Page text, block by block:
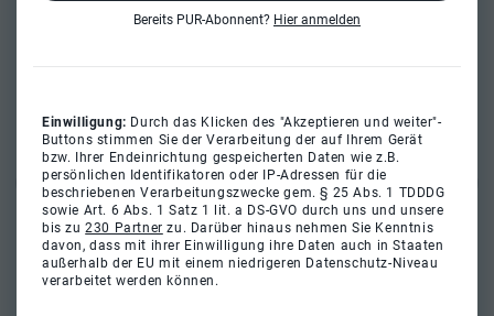
Bereits PUR-Abonnent? Hier anmelden
Einwilligung: Durch das Klicken des "Akzeptieren und weiter"-
Buttons stimmen Sie der Verarbeitung der auf Ihrem Gerät
bzw. Ihrer Endeinrichtung gespeicherten Daten wie z.B.
persönlichen Identifikatoren oder IP-Adressen für die
beschriebenen Verarbeitungszwecke gem. § 25 Abs. 1 TDDDG
sowie Art. 6 Abs. 1 Satz 1 lit. a DS-GVO durch uns und unsere
bis zu230 Partner zu. Darüber hinaus nehmen Sie Kenntnis
davon, dass mit ihrer Einwilligung ihre Daten auch in Staaten
außerhalb der EU mit einem niedrigeren Datenschutz-Niveau
verarbeitet werden können.